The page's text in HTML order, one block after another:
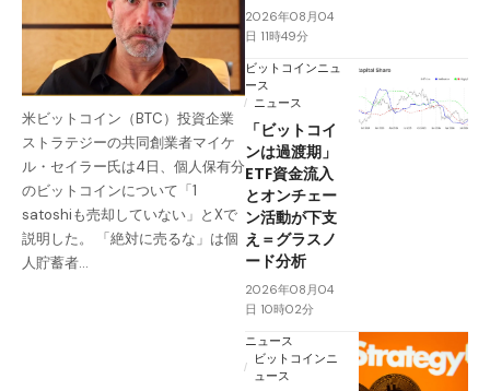
米ビットコイン（BTC）投資企業
ストラテジーの共同創業者マイケ
ル・セイラー氏は4日、個人保有分
のビットコインについて「1
satoshiも売却していない」とXで
説明した。 「絶対に売るな」は個
人貯蓄者…
2026年08月04
日 11時49分
ビットコインニュ
ース
ニュース
「ビットコイ
ンは過渡期」
ETF資金流入
とオンチェー
ン活動が下支
え＝グラスノ
ード分析
2026年08月04
日 10時02分
ニュース
ビットコインニ
ュース